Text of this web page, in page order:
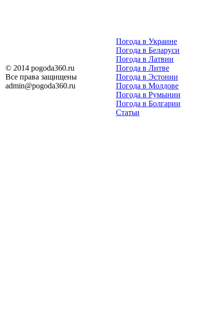
© 2014 pogoda360.ru
Все права защищены
admin@pogoda360.ru
Погода в Украине
Погода в Беларуси
Погода в Латвии
Погода в Литве
Погода в Эстонии
Погода в Молдове
Погода в Румынии
Погода в Болгарии
Статьи